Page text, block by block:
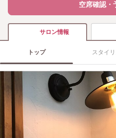
空席確認・
サロン情報
トップ スタイリ